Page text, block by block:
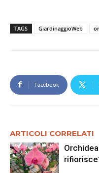
TAGS GiardinaggioWeb
Facebook
ARTICOLI CORRELATI